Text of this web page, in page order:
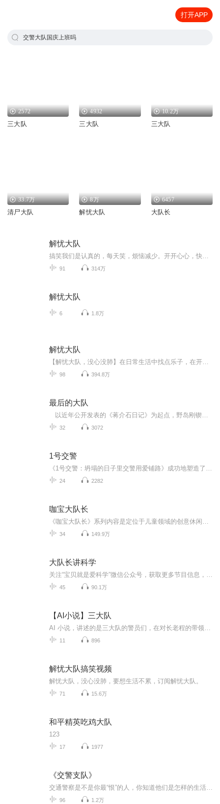
打开APP
交警大队国庆上班吗
2572
三大队
4932
三大队
10.2万
三大队
33.7万
清尸大队
8万
解忧大队
6457
大队长
解忧大队
91 314万
解忧大队
6 1.8万
解忧大队
98 394.8万
最后的大队
32 3072
1号交警
24 2282
咖宝大队长
34 149.9万
大队长讲科学
45 90.1万
【AI小说】三大队
11 896
解忧大队搞笑视频
解忧大队，没心没肺，要想生活不累，订阅解忧大队。
71 15.6万
和平精英吃鸡大队
123
17 1977
《交警支队》
96 1.2万